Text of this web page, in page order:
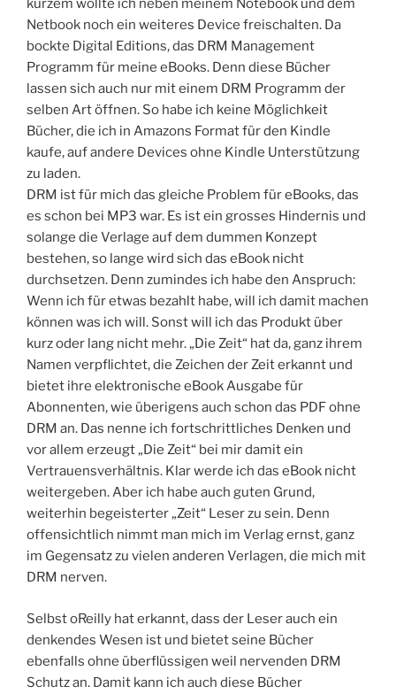
kurzem wollte ich neben meinem Notebook und dem
Netbook noch ein weiteres Device freischalten. Da
bockte Digital Editions, das DRM Management
Programm für meine eBooks. Denn diese Bücher
lassen sich auch nur mit einem DRM Programm der
selben Art öffnen. So habe ich keine Möglichkeit
Bücher, die ich in Amazons Format für den Kindle
kaufe, auf andere Devices ohne Kindle Unterstützung
zu laden.
DRM ist für mich das gleiche Problem für eBooks, das
es schon bei MP3 war. Es ist ein grosses Hindernis und
solange die Verlage auf dem dummen Konzept
bestehen, so lange wird sich das eBook nicht
durchsetzen. Denn zumindes ich habe den Anspruch:
Wenn ich für etwas bezahlt habe, will ich damit machen
können was ich will. Sonst will ich das Produkt über
kurz oder lang nicht mehr. „Die Zeit“ hat da, ganz ihrem
Namen verpflichtet, die Zeichen der Zeit erkannt und
bietet ihre elektronische eBook Ausgabe für
Abonnenten, wie überigens auch schon das PDF ohne
DRM an. Das nenne ich fortschrittliches Denken und
vor allem erzeugt „Die Zeit“ bei mir damit ein
Vertrauensverhältnis. Klar werde ich das eBook nicht
weitergeben. Aber ich habe auch guten Grund,
weiterhin begeisterter „Zeit“ Leser zu sein. Denn
offensichtlich nimmt man mich im Verlag ernst, ganz
im Gegensatz zu vielen anderen Verlagen, die mich mit
DRM nerven.
Selbst oReilly hat erkannt, dass der Leser auch ein
denkendes Wesen ist und bietet seine Bücher
ebenfalls ohne überflüssigen weil nervenden DRM
Schutz an. Damit kann ich auch diese Bücher